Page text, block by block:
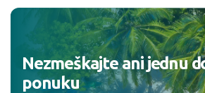
Nezmeškajte ani jednu
ponuku